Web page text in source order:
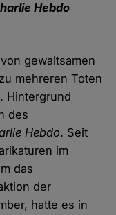
Hebdo
gewaltsamen
mehreren Toten
Hintergrund
des
Hebdo. Seit
im
das
der
hatte es in